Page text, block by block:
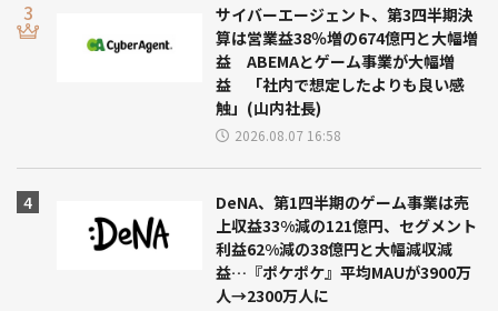
サイバーエージェント、第3四半期決
算は営業益38％増の674億円と大幅増
益 ABEMAとゲーム事業が大幅増
益 「社内で想定したよりも良い感
触」(山内社長)
2026.08.07 16:58
DeNA、第1四半期のゲーム事業は売
上収益33%減の121億円、セグメント
利益62%減の38億円と大幅減収減
益…『ポケポケ』平均MAUが3900万
人→2300万人に